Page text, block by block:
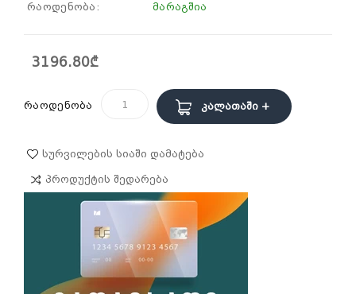
რაოდენობა:
მარაგშია
3196.80₾
რაოდენობა Კალათაში +
Სურვილების Სიაში Დამატება
Პროდუქტის Შედარება